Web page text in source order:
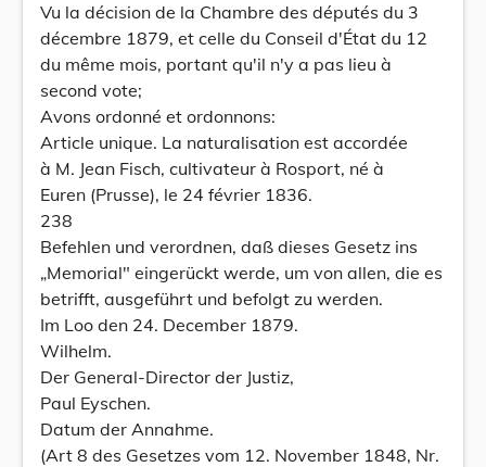
Vu la décision de la Chambre des députés du 3
décembre 1879, et celle du Conseil d'État du 12
du même mois, portant qu'il n'y a pas lieu à
second vote;
Avons ordonné et ordonnons:
Article unique. La naturalisation est accordée
à M. Jean Fisch, cultivateur à Rosport, né à
Euren (Prusse), le 24 février 1836.
238
Befehlen und verordnen, daß dieses Gesetz ins
„Memorial" eingerückt werde, um von allen, die es
betrifft, ausgeführt und befolgt zu werden.
Im Loo den 24. December 1879.
Wilhelm.
Der General-Director der Justiz,
Paul Eyschen.
Datum der Annahme.
(Art 8 des Gesetzes vom 12. November 1848, Nr.